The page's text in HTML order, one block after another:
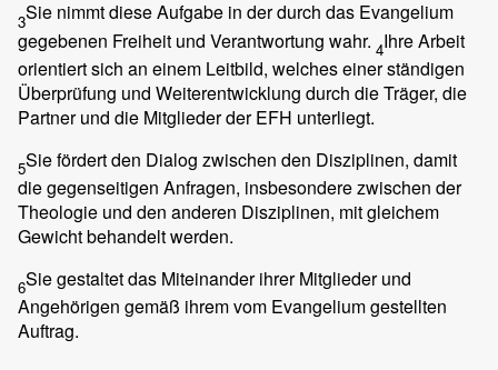
3Sie nimmt diese Aufgabe in der durch das Evangelium
gegebenen Freiheit und Verantwortung wahr. 4Ihre Arbeit
orientiert sich an einem Leitbild, welches einer ständigen
Überprüfung und Weiterentwicklung durch die Träger, die
Partner und die Mitglieder der EFH unterliegt.
5Sie fördert den Dialog zwischen den Disziplinen, damit
die gegenseitigen Anfragen, insbesondere zwischen der
Theologie und den anderen Disziplinen, mit gleichem
Gewicht behandelt werden.
6Sie gestaltet das Miteinander ihrer Mitglieder und
Angehörigen gemäß ihrem vom Evangelium gestellten
Auftrag.